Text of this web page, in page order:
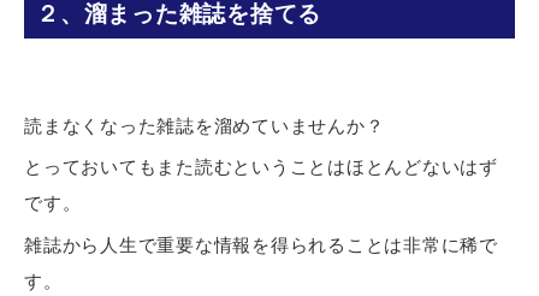
２、溜まった雑誌を捨てる
読まなくなった雑誌を溜めていませんか？
とっておいてもまた読むということはほとんどないはず
です。
雑誌から人生で重要な情報を得られることは非常に稀で
す。